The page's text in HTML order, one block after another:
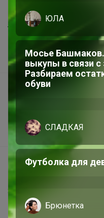
Шоурумы
Торговые марки
Наша команда
В наличии
Подарочные сертификаты
Реклама на сайте
Поставщикам
Вакансии
support@24-ok.ru
Защита покупателя
Помощь